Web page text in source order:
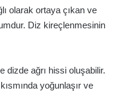
olarak ortaya çıkan ve
Diz kireçlenmesinin
dizde ağrı hissi oluşabilir.
yoğunlaşır ve